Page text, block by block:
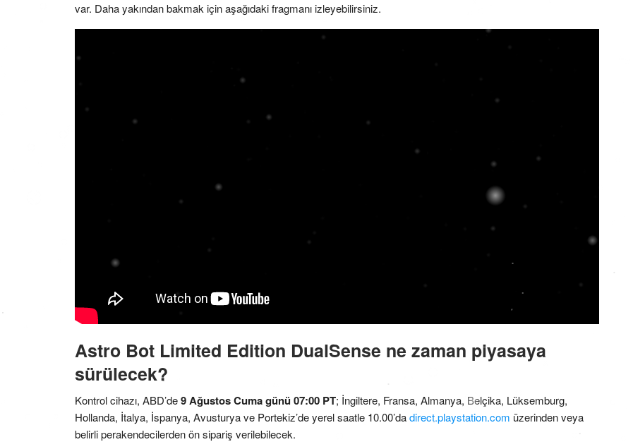
var. Daha yakından bakmak için aşağıdaki fragmanı izleyebilirsiniz.
Astro Bot Limited Edition DualSense ne zaman piyasaya
sürülecek?
Kontrol cihazı, ABD’de9 Ağustos Cuma günü 07:00 PT; İngiltere, Fransa, Almanya, Belçika, Lüksemburg,
Hollanda, İtalya, İspanya, Avusturya ve Portekiz’de yerel saatle 10.00’dadirect.playstation.com üzerinden veya
belirli perakendecilerden ön sipariş verilebilecek.